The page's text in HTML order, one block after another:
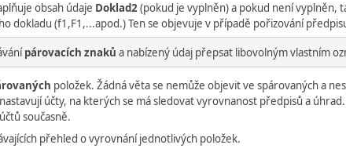
obsah údaje Doklad2(pokud je vyplněn) a pokud není vyplněn,
dokladu (f1,F1,...apod.) Ten se objevuje v případě pořizování
párovacích znaků a nabízený údaj přepsat libovolným vlastním
položek. Žádná věta se nemůže objevit ve spárovaných a
účty, na kterých se má sledovat vyrovnanost předpisů a úhrad.
současně.
přehled o vyrovnání jednotlivých položek.